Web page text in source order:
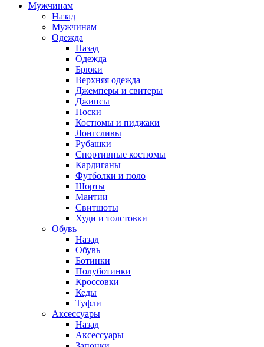
Мужчинам
Назад
Мужчинам
Одежда
Назад
Одежда
Брюки
Верхняя одежда
Джемперы и свитеры
Джинсы
Носки
Костюмы и пиджаки
Лонгсливы
Рубашки
Спортивные костюмы
Кардиганы
Футболки и поло
Шорты
Мантии
Свитшоты
Худи и толстовки
Обувь
Назад
Обувь
Ботинки
Полуботинки
Кроссовки
Кеды
Туфли
Аксессуары
Назад
Аксессуары